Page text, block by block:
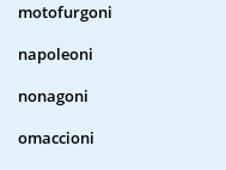
motofurgoni
napoleoni
nonagoni
omaccioni